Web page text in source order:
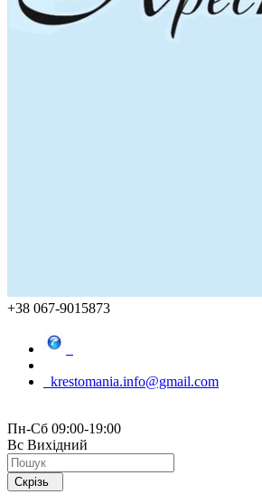
+38 067-9015873
krestomania.info@gmail.com
Пн-Сб 09:00-19:00
Вс Вихідний
Скрізь